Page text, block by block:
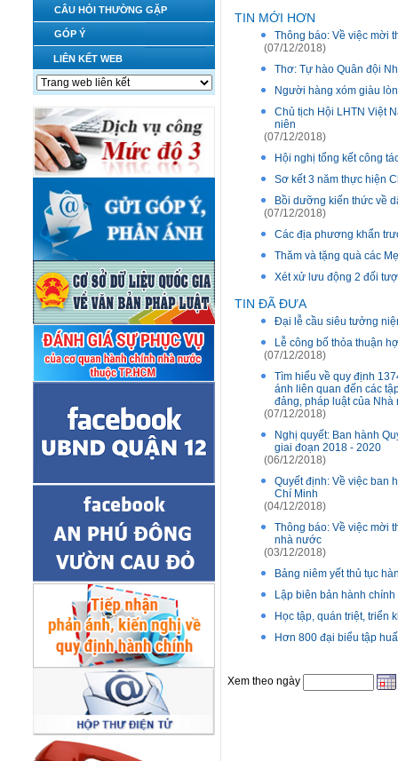
CÂU HỎI THƯỜNG GẶP
GÓP Ý
LIÊN KẾT WEB
TIN MỚI HƠN
Thông báo: Về việc mời
(07/12/2018)
Thơ: Tự hào Quân đội
Người hàng xóm giàu
Chủ tịch Hội LHTN Việt
niên
(07/12/2018)
Hội nghị tổng kết công
Sơ kết 3 năm thực hiện
Bồi dưỡng kiến thức về
(07/12/2018)
Các địa phương khẩn
Thăm và tặng quà các
Xét xử lưu động 2 đối
TIN ĐÃ ĐƯA
Đại lễ cầu siêu tưởng
Lễ công bố thỏa thuận
(07/12/2018)
Tìm hiểu về quy định
ánh liên quan đến các
đảng, pháp luật của Nhà
(07/12/2018)
Nghị quyết: Ban hành
giai đoạn 2018 - 2020
(06/12/2018)
Quyết định: Về việc ban
Chí Minh
(04/12/2018)
Thông báo: Về việc mời
nhà nước
(03/12/2018)
Bảng niêm yết thủ tục
Lập biên bản hành
Học tập, quán triệt, triển
Hơn 800 đại biểu tập
Xem theo ngày